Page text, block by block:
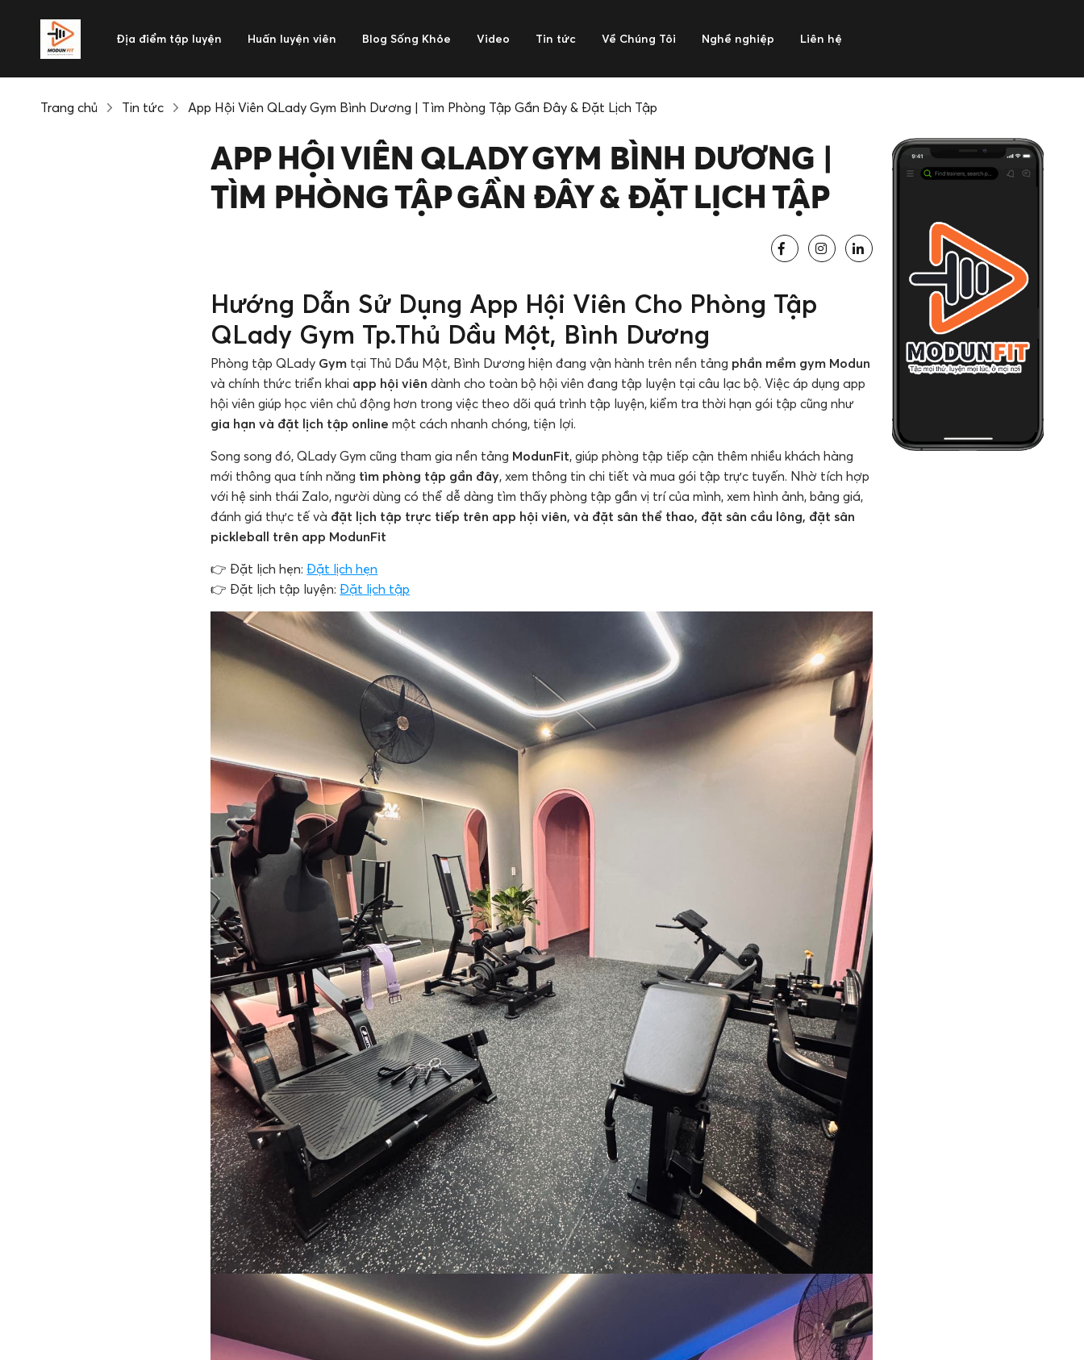
Địa điểm tập luyện Huấn luyện viên Blog Sống Khỏe Video Tin tức Về Chúng Tôi Nghề nghiệp Liên hệ
Trang chủ Tin tức App Hội Viên QLady Gym Bình Dương | Tìm Phòng Tập Gần Đây & Đặt Lịch Tập
APP HỘI VIÊN QLADY GYM BÌNH DƯƠNG |
TÌM PHÒNG TẬP GẦN ĐÂY & ĐẶT LỊCH TẬP
Hướng Dẫn Sử Dụng App Hội Viên Cho Phòng Tập
QLady Gym Tp.Thủ Dầu Một, Bình Dương
Phòng tập QLady Gym tại Thủ Dầu Một, Bình Dương hiện đang vận hành trên nền tảng phần mềm gym Modun
và chính thức triển khai app hội viên dành cho toàn bộ hội viên đang tập luyện tại câu lạc bộ. Việc áp dụng app
hội viên giúp học viên chủ động hơn trong việc theo dõi quá trình tập luyện, kiểm tra thời hạn gói tập cũng như
gia hạn và đặt lịch tập online một cách nhanh chóng, tiện lợi.
Song song đó, QLady Gym cũng tham gia nền tảng ModunFit, giúp phòng tập tiếp cận thêm nhiều khách hàng
mới thông qua tính năng tìm phòng tập gần đây, xem thông tin chi tiết và mua gói tập trực tuyến. Nhờ tích hợp
với hệ sinh thái Zalo, người dùng có thể dễ dàng tìm thấy phòng tập gần vị trí của mình, xem hình ảnh, bảng giá,
đánh giá thực tế và đặt lịch tập trực tiếp trên app hội viên, và đặt sân thể thao, đặt sân cầu lông, đặt sân
pickleball trên app ModunFit
👉 Đặt lịch hẹn: Đặt lịch hẹn
👉 Đặt lịch tập luyện: Đặt lịch tập